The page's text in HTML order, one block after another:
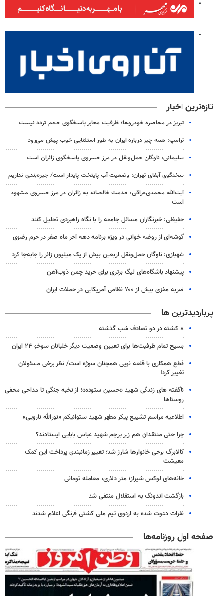
تازه‌ترین اخبار
تبریز در محاصره خودروها؛ ظرفیت معابر پاسخگوی حجم تردد نیست
ترامپ: همه چیز درباره ایران به طور استثنایی خوب پیش می‌رود
سلیمانی: ناوگان حمل‌ونقل در مرز خسروی پاسخگوی زائران است
سخنگوی آبفای تهران: وضعیت آب پایتخت پایدار است/ جیره‌بندی نداریم
آیت‌الله محمدی‌عراقی: خدمت خالصانه به زائران در مرز خسروی مشهود
است
حفیظی: خبرنگاران مسائل جامعه را با نگاه راهبردی تحلیل کنند
گوشه‌ای از روضه خوانی در ویژه برنامه دهه آخر ماه صفر در حرم رضوی
شهبازی: ناوگان حمل‌ونقل اربعین بیش از یک میلیون زائر را جابه‌جا کرد
پیشنهاد باشگاه‌های لیگ برتری برای خرید چمن ذوب‌آهن
ضربه مغزی بیش از ۷۰۰ نظامی آمریکایی در حملات ایران
پربازدیدترین ها
۸ کشته در دو تصادف شب گذشته
بسیج تمام ظرفیت‌ها برای تعیین وضعیت دیگر خلبانان سوخو ۲۴ ایران
قطع همکاری با قلعه نویی همچنان سوژه است/ نظر برخی مسئولان
تغییر کرد!
ناگفته های زندگی شهید «حسین ستوده»؛ از نخبه جنگی تا مداحی مخفی
روستاها
اطلاعیه مراسم تشییع پیکر مطهر شهید ستوانیکم «نورالله نارویی»
چرا حتی منتقدان هم زیر پرچم شهید عباس بابایی ایستادند؟
کالابرگ برخی خانوارها شارژ شد؛ تغییر زمانبندی پرداخت این کمک
معیشت
خانه‌های لوکس شیراز؛ متر دلاری، معامله تومانی
بازگشت اندونگ به استقلال منتفی شد
نفرات دعوت شده به اردوی تیم ملی کشتی فرنگی اعلام شدند
صفحه اول روزنامه‌ها